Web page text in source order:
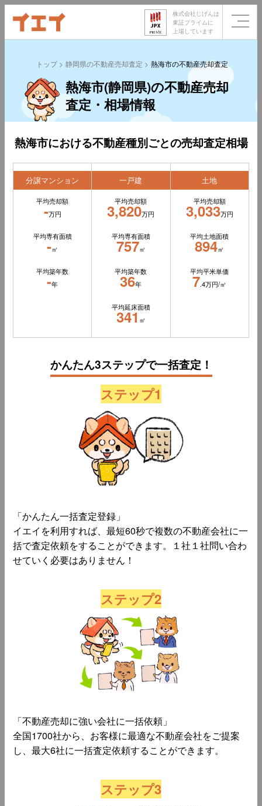
株式会社じげんは
東証プライムに
上場しています
トップ 静岡県の不動産売却査定 熱海市の不動産売却査定
熱海市(静岡県)の不動産売却
査定・相場情報
熱海市における不動産種別ごとの売却査定相場
分譲マンション
平均売却額
-万円
平均専有面積
-㎡
平均築年数
-年
一戸建
平均売却額
3,820万円
平均専有面積
757㎡
平均築年数
36年
平均延床面積
341㎡
土地
平均売却額
3,033万円
平均土地面積
894㎡
平均平米単価
7.4万円/㎡
かんたん3ステップで一括査定！
ステップ1
「かんたん一括査定登録」
イエイを利用すれば、最短60秒で複数の不動産会社に一
括で査定依頼をすることができます。１社１社問い合わ
せていく必要はありません！
ステップ2
「不動産売却に強い会社に一括依頼」
全国1700社から、お客様に最適な不動産会社をご提案
し、最大6社に一括査定依頼することができます。
ステップ3